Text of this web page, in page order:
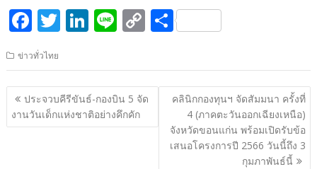
F
ac
e
b
o
o
T
itt
er
Li
k
e
dI
n
Li
e
C
p
y
Li
n
S
ar
e
ข่าวทั่วไทย
แนะแนว
เรื่อง
ประจวบคีรีขันธ์-กองบิน 5 จัด
งานวันเด็กแห่งชาติอย่างคึกคัก
คลินิกกองทุนฯ จัดสัมมนา ครั้งที่
4 (ภาคตะวันออกเฉียงเหนือ)
จังหวัดขอนแก่น พร้อมเปิดรับข้อ
เสนอโครงการปี 2566 วันนี้ถึง 3
กุมภาพันธ์นี้